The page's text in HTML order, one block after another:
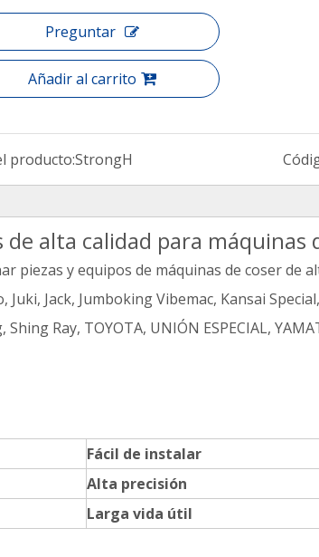
Preguntar
Añadir al carrito
producto:StrongH
alta calidad para máquinas
piezas y equipos de máquinas de coser de
Jack, Jumboking Vibemac, Kansai
Ray, TOYOTA, UNIÓN ESPECIAL,
Fácil de instalar
Alta precisión
Larga vida útil